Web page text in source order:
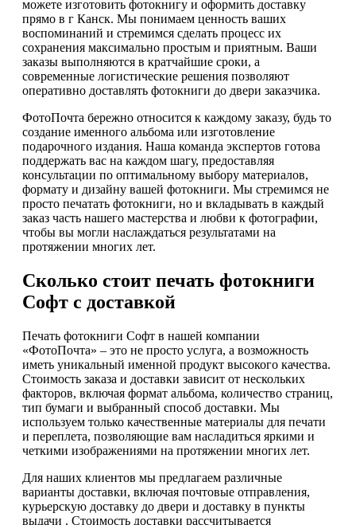
можете изготовить фотокнигу и оформить доставку
прямо в г Канск. Мы понимаем ценность ваших
воспоминаний и стремимся сделать процесс их
сохранения максимально простым и приятным. Ваши
заказы выполняются в кратчайшие сроки, а
современные логистические решения позволяют
оперативно доставлять фотокниги до двери заказчика.
ФотоПочта бережно относится к каждому заказу, будь то
создание именного альбома или изготовление
подарочного издания. Наша команда экспертов готова
поддержать вас на каждом шагу, предоставляя
консультации по оптимальному выбору материалов,
формату и дизайну вашей фотокниги. Мы стремимся не
просто печатать фотокниги, но и вкладывать в каждый
заказ часть нашего мастерства и любви к фотографии,
чтобы вы могли наслаждаться результатами на
протяжении многих лет.
Сколько стоит печать фотокниги
Софт с доставкой
Печать фотокниги Софт в нашей компании
«ФотоПочта» – это не просто услуга, а возможность
иметь уникальный именной продукт высокого качества.
Стоимость заказа и доставки зависит от нескольких
факторов, включая формат альбома, количество страниц,
тип бумаги и выбранный способ доставки. Мы
используем только качественные материалы для печати
и переплета, позволяющие вам насладиться яркими и
четкими изображениями на протяжении многих лет.
Для наших клиентов мы предлагаем различные
варианты доставки, включая почтовые отправления,
курьерскую доставку до двери и доставку в пункты
выдачи . Стоимость доставки рассчитывается